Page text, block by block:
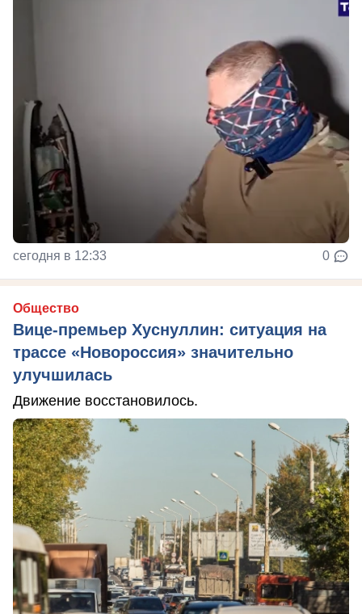
сегодня в 12:33 0
Общество
Вице-премьер Хуснуллин: ситуация на
трассе «Новороссия» значительно
улучшилась
Движение восстановилось.